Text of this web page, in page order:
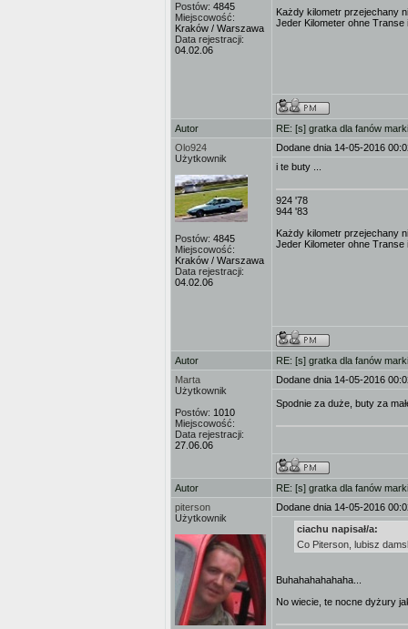
Postów: 4845
Miejscowość:
Kraków / Warszawa
Data rejestracji:
04.02.06
Każdy kilometr przejechany
Jeder Kilometer ohne
Autor
RE: [s] gratka dla fanów marki
Olo924
Użytkownik
Postów: 4845
Miejscowość:
Kraków / Warszawa
Data rejestracji:
04.02.06
Dodane dnia 14-05-2016
i te buty ...
924 '78
944 '83
Każdy kilometr przejechany
Jeder Kilometer ohne
Autor
RE: [s] gratka dla fanów marki
Marta
Użytkownik
Postów: 1010
Miejscowość:
Data rejestracji:
27.06.06
Dodane dnia 14-05-2016
Spodnie za duże, buty za
Autor
RE: [s] gratka dla fanów marki
piterson
Użytkownik
Dodane dnia 14-05-2016
ciachu napisał/a:
Co Piterson, lubisz
Buhahahahahaha...
No wiecie, te nocne dyżury